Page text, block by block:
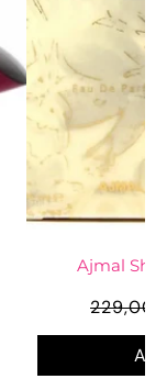
Ajmal
229,00